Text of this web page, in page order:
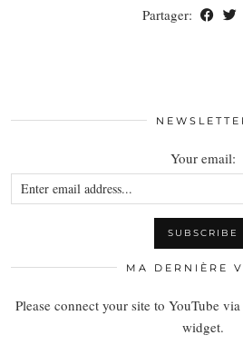
Partager:
Your email:
MA DERNIÈRE
Please connect your site to YouTube via
widget.